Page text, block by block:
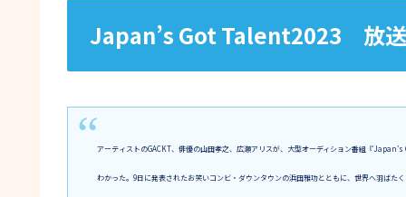
Japan’s Got Talent2023 放
アーティストのGACKT、俳優の山田孝之、広瀬アリスが、大型オーディション番組『
わかった。9日に発表されたお笑いコンビ・ダウンタウンの浜田雅功とともに、世界へ羽ばた